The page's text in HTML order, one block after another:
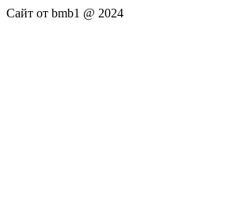
Сайт от bmb1 @ 2024